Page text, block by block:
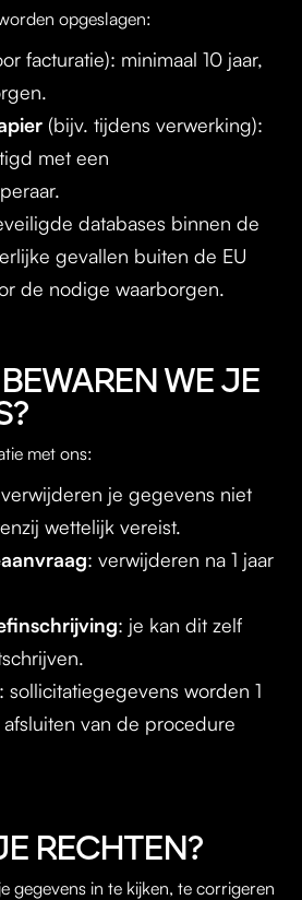
opgeslagen:
facturatie): minimaal 10 jaar,
(bijv. tijdens verwerking):
met een
databases binnen de
gevallen buiten de EU
de nodige waarborgen.
WE JE
met ons:
je gegevens niet
wettelijk vereist.
: verwijderen na 1 jaar
: je kan dit zelf
: sollicitatiegegevens worden 1
van de procedure
RECHTEN?
gegevens in te kijken, te corrigeren